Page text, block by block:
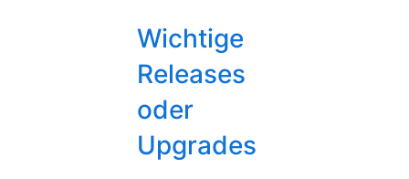
Wichtige
Releases
oder
Upgrades